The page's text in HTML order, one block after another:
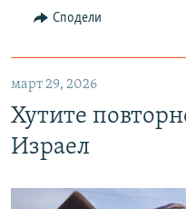
Сподели
март 29, 2026
Хутите
Израел